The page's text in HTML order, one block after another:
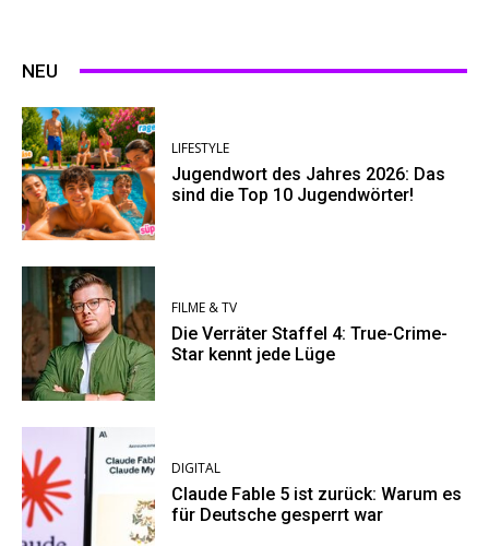
NEU
LIFESTYLE
Jugendwort des Jahres 2026: Das
sind die Top 10 Jugendwörter!
FILME & TV
Die Verräter Staffel 4: True-Crime-
Star kennt jede Lüge
DIGITAL
Claude Fable 5 ist zurück: Warum es
für Deutsche gesperrt war